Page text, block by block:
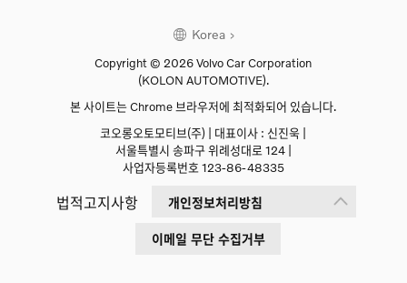
Korea
Copyright © 2026 Volvo Car Corporation
(KOLON AUTOMOTIVE).
본 사이트는 Chrome 브라우저에 최적화되어 있습니다.
코오롱오토모티브(주) | 대표이사 : 신진욱 |
서울특별시 송파구 위례성대로 124 |
사업자등록번호 123-86-48335
법적고지사항 개인정보처리방침
이메일 무단 수집거부